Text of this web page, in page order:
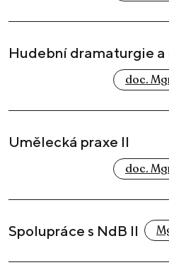
Hudební dramaturgie a
doc.
Umělecká praxe II
doc.
Spolupráce s NdB II